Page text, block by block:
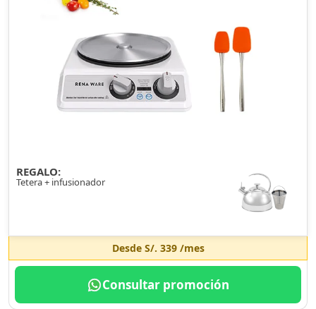
REGALO:
Tetera + infusionador
Desde S/. 339/mes
Consultar promoción